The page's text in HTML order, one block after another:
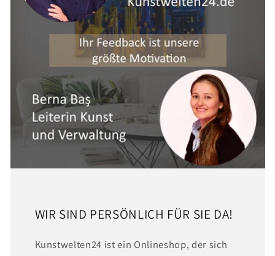
WIR SIND PERSÖNLICH FÜR SIE DA!
Kunstwelten24 ist ein Onlineshop, der sich